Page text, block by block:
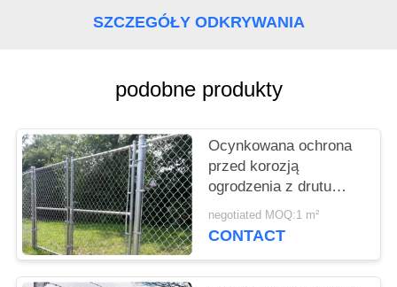
POLICY
SZCZEGÓŁY ODKRYWANIA
podobne produkty
Ocynkowana ochrona
przed korozją
ogrodzenia z drutu
diamentowego o
średnicy 2-3 mm
negotiated MOQ:1 m²
CONTACT